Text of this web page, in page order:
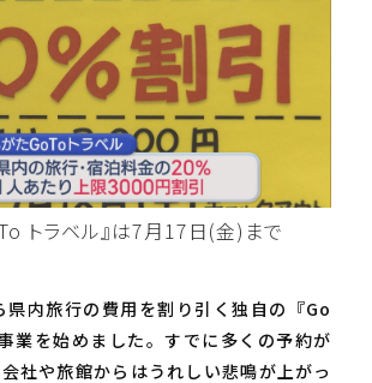
トラベル』は7月17日(金)まで
県内旅行の費用を割り引く独自の『Go
業を始めました。すでに多くの予約が
社や旅館からはうれしい悲鳴が上がっ